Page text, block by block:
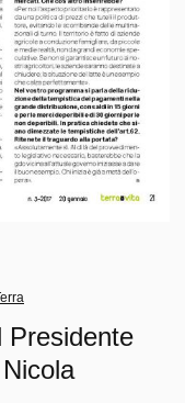
Presidente